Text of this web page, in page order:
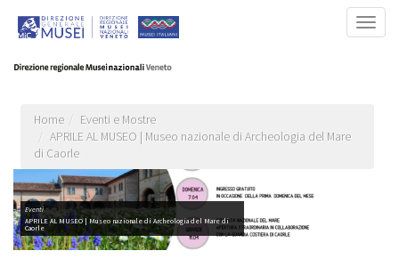
principale
Home
Eventi e Mostre
APRILE AL MUSEO | Museo nazionale di Archeologia del Mare
di Caorle
Eventi
APRILE AL MUSEO | Museo nazionale di Archeologia del Mare di
Caorle